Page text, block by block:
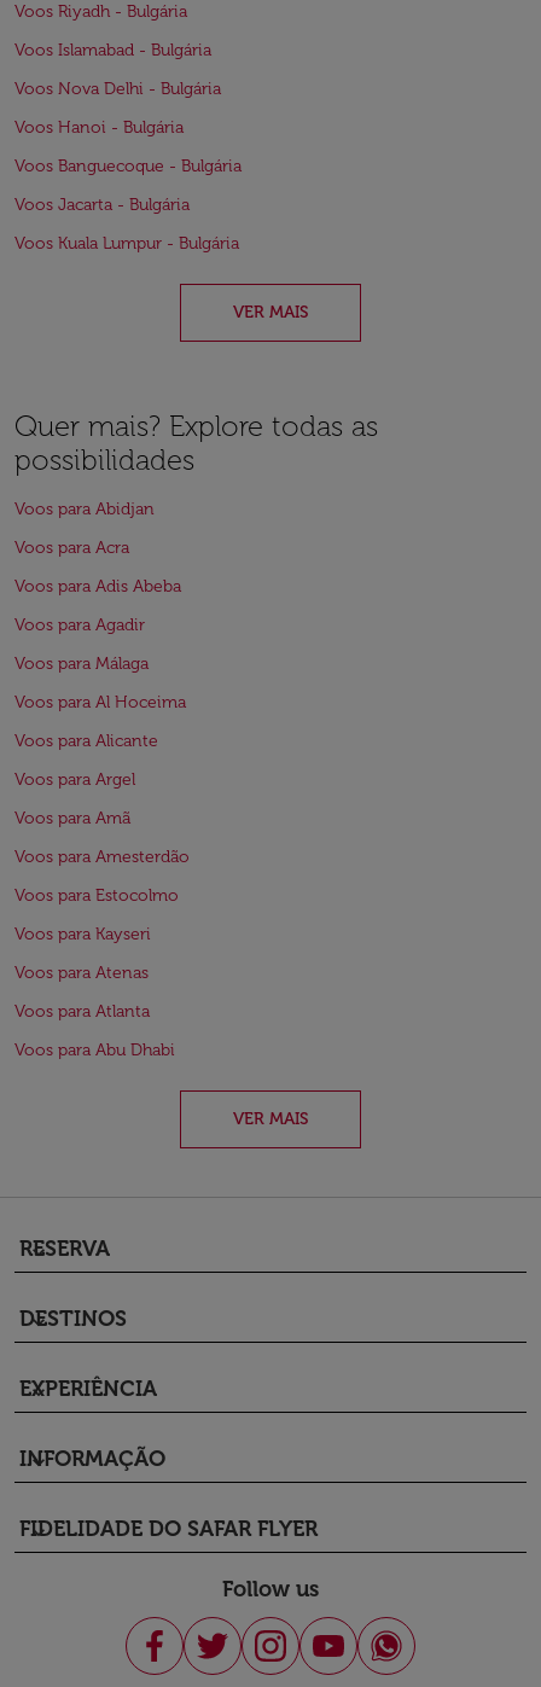
Voos Riyadh - Bulgária
Voos Islamabad - Bulgária
Voos Nova Delhi - Bulgária
Voos Hanoi - Bulgária
Voos Banguecoque - Bulgária
Voos Jacarta - Bulgária
Voos Kuala Lumpur - Bulgária
VER MAIS
Quer mais? Explore todas as
possibilidades
Voos para Abidjan
Voos para Acra
Voos para Adis Abeba
Voos para Agadir
Voos para Málaga
Voos para Al Hoceima
Voos para Alicante
Voos para Argel
Voos para Amã
Voos para Amesterdão
Voos para Estocolmo
Voos para Kayseri
Voos para Atenas
Voos para Atlanta
Voos para Abu Dhabi
VER MAIS
RESERVA
keyboard_arrow_down
DESTINOS
keyboard_arrow_down
EXPERIÊNCIA
keyboard_arrow_down
INFORMAÇÃO
keyboard_arrow_down
FIDELIDADE DO SAFAR FLYER
keyboard_arrow_down
Follow us